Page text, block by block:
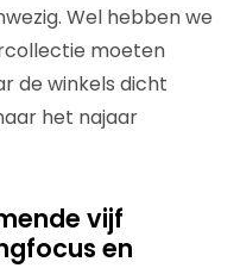
Wel hebben we
moeten
de winkels dicht
het najaar
vijf
en